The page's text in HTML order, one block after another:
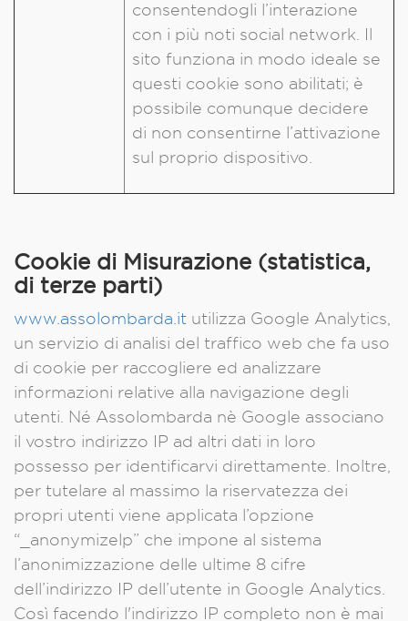
consentendogli l’interazione
con i più noti social network. Il
sito funziona in modo ideale se
questi cookie sono abilitati; è
possibile comunque decidere
di non consentirne l’attivazione
sul proprio dispositivo.
Cookie di Misurazione (statistica,
di terze parti)
www.assolombarda.it utilizza Google Analytics,
un servizio di analisi del traffico web che fa uso
di cookie per raccogliere ed analizzare
informazioni relative alla navigazione degli
utenti. Né Assolombarda nè Google associano
il vostro indirizzo IP ad altri dati in loro
possesso per identificarvi direttamente. Inoltre,
per tutelare al massimo la riservatezza dei
propri utenti viene applicata l’opzione
“_anonymizelp” che impone al sistema
l’anonimizzazione delle ultime 8 cifre
dell’indirizzo IP dell’utente in Google Analytics.
Così facendo l'indirizzo IP completo non è mai